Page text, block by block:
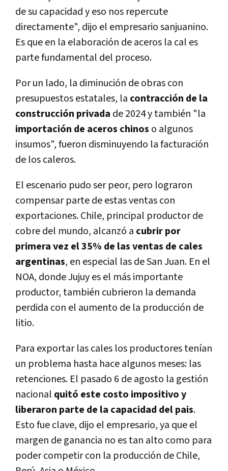
de su capacidad y eso nos repercute
directamente", dijo el empresario sanjuanino.
Es que en la elaboración de aceros la cal es
parte fundamental del proceso.
Por un lado, la diminución de obras con
presupuestos estatales, la contracción de la
construcción privada de 2024 y también "la
importación de aceros chinos o algunos
insumos", fueron disminuyendo la facturación
de los caleros.
El escenario pudo ser peor, pero lograron
compensar parte de estas ventas con
exportaciones. Chile, principal productor de
cobre del mundo, alcanzó a cubrir por
primera vez el 35% de las ventas de cales
argentinas, en especial las de San Juan. En el
NOA, donde Jujuy es el más importante
productor, también cubrieron la demanda
perdida con el aumento de la producción de
litio.
Para exportar las cales los productores tenían
un problema hasta hace algunos meses: las
retenciones. El pasado 6 de agosto la gestión
nacional quitó este costo impositivo y
liberaron parte de la capacidad del pais.
Esto fue clave, dijo el empresario, ya que el
margen de ganancia no es tan alto como para
poder competir con la producción de Chile,